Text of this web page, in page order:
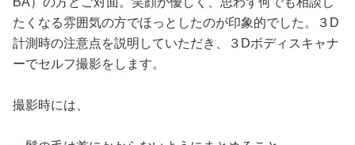
たくなる雰囲気の方でほっとしたのが印象的でした。３D
計測時の注意点を説明していただき、３Dボディスキャナ
ーでセルフ撮影をします。
撮影時には、